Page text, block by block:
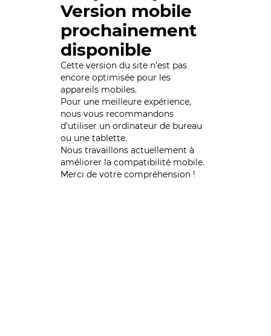
Version mobile
prochainement
disponible
Cette version du site n’est pas
encore optimisée pour les
appareils mobiles.
Pour une meilleure expérience,
nous vous recommandons
d'utiliser un ordinateur de bureau
ou une tablette.
Nous travaillons actuellement à
améliorer la compatibilité mobile.
Merci de votre compréhension !